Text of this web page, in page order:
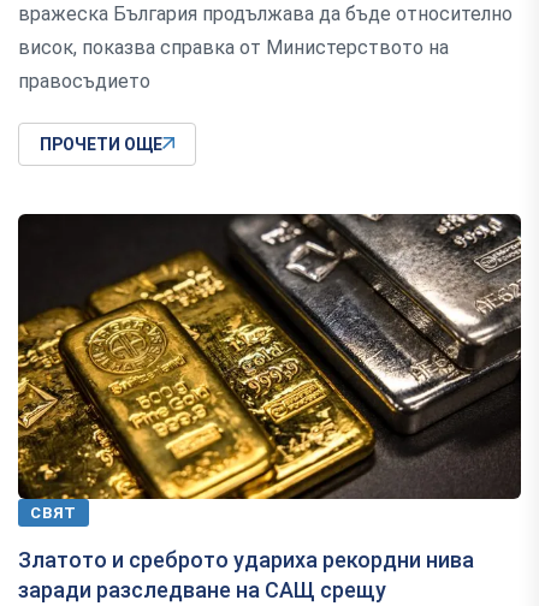
вражеска България продължава да бъде относително
висок, показва справка от Министерството на
правосъдието
ПРОЧЕТИ ОЩЕ
СВЯТ
Златото и среброто удариха рекордни нива
заради разследване на САЩ срещу